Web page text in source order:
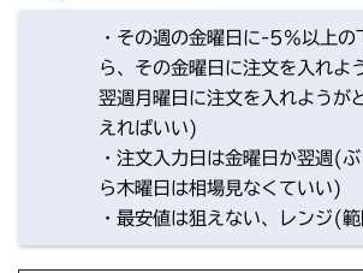
・その週の金曜日に-5%以上の
ら、その金曜日に注文を入れよ
翌週月曜日に注文を入れようが
えればいい)
・注文入力日は金曜日か翌週(
ら木曜日は相場見なくていい)
・最安値は狙えない、レンジ(